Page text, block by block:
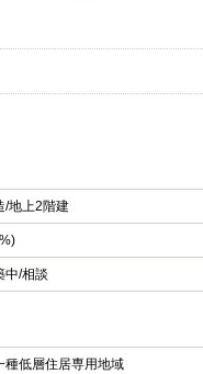
/地上2階建
中/相談
種低層住居専用地域